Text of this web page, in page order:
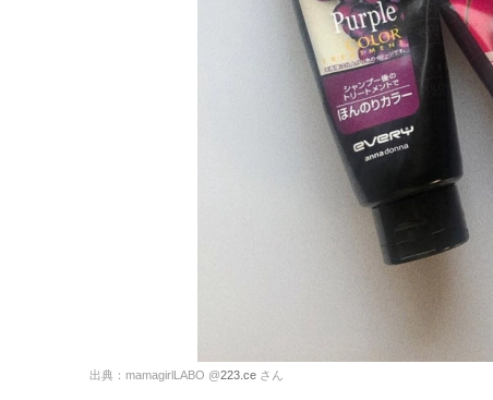
出典：mamagirlLABO @223.ce さん